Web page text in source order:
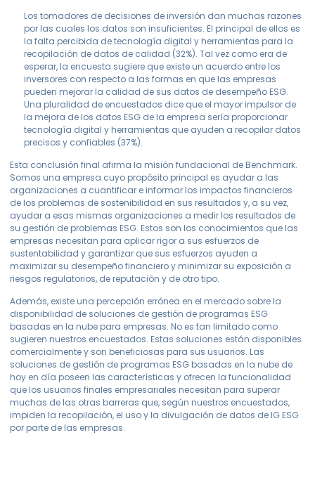
Los tomadores de decisiones de inversión dan muchas razones
por las cuales los datos son insuficientes. El principal de ellos es
la falta percibida de tecnología digital y herramientas para la
recopilación de datos de calidad (32%). Tal vez como era de
esperar, la encuesta sugiere que existe un acuerdo entre los
inversores con respecto a las formas en que las empresas
pueden mejorar la calidad de sus datos de desempeño ESG.
Una pluralidad de encuestados dice que el mayor impulsor de
la mejora de los datos ESG de la empresa sería proporcionar
tecnología digital y herramientas que ayuden a recopilar datos
precisos y confiables (37%).
Esta conclusión final afirma la misión fundacional de Benchmark.
Somos una empresa cuyo propósito principal es ayudar a las
organizaciones a cuantificar e informar los impactos financieros
de los problemas de sostenibilidad en sus resultados y, a su vez,
ayudar a esas mismas organizaciones a medir los resultados de
su gestión de problemas ESG. Estos son los conocimientos que las
empresas necesitan para aplicar rigor a sus esfuerzos de
sustentabilidad y garantizar que sus esfuerzos ayuden a
maximizar su desempeño financiero y minimizar su exposición a
riesgos regulatorios, de reputación y de otro tipo.
Además, existe una percepción errónea en el mercado sobre la
disponibilidad de soluciones de gestión de programas ESG
basadas en la nube para empresas. No es tan limitado como
sugieren nuestros encuestados. Estas soluciones están disponibles
comercialmente y son beneficiosas para sus usuarios. Las
soluciones de gestión de programas ESG basadas en la nube de
hoy en día poseen las características y ofrecen la funcionalidad
que los usuarios finales empresariales necesitan para superar
muchas de las otras barreras que, según nuestros encuestados,
impiden la recopilación, el uso y la divulgación de datos de IG ESG
por parte de las empresas.